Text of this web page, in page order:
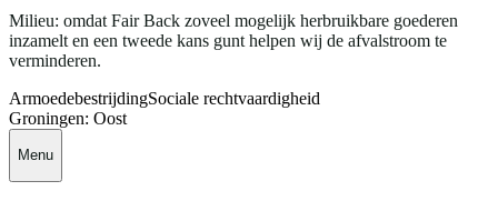
Milieu: omdat Fair Back zoveel mogelijk herbruikbare goederen
inzamelt en een tweede kans gunt helpen wij de afvalstroom te
verminderen.
ArmoedebestrijdingSociale rechtvaardigheid
Groningen: Oost
Menu